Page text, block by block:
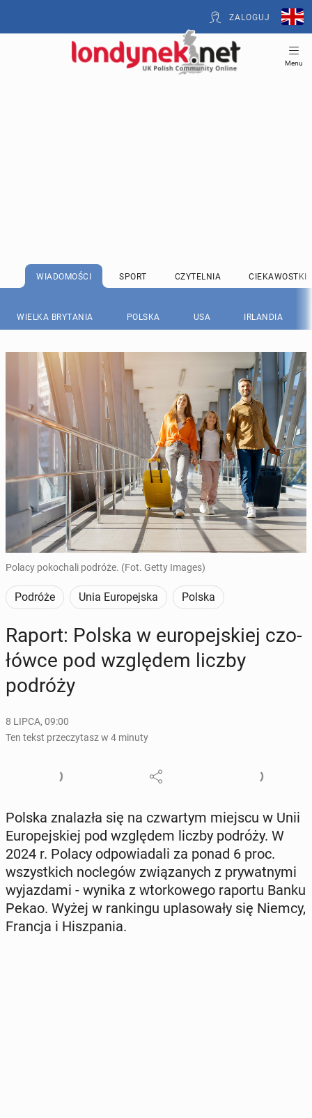
ZALOGUJ
Menu
WIADOMOŚCI SPORT CZYTELNIA CIEKAWOSTKI
WIELKA BRYTANIA POLSKA USA IRLANDIA
Polacy pokochali podróże. (Fot. Getty Images)
Podróże Unia Europejska Polska
Raport: Polska w eu­ro­pej­skiej czo­
łów­ce pod wzglę­dem liczby
podróży
8 LIPCA, 09:00
Ten tekst przeczytasz w 4 minuty
Polska zna­la­zła się na czwar­tym miejscu w Unii
Eu­ro­pej­skiej pod wzglę­dem liczby podróży. W
2024 r. Polacy od­po­wia­da­li za ponad 6 proc.
wszyst­kich noc­le­gów zwią­za­nych z pry­wat­ny­mi
wy­jaz­da­mi - wynika z wtor­ko­we­go raportu Banku
Pekao. Wyżej w ran­kin­gu upla­so­wa­ły się Niemcy,
Francja i Hisz­pa­nia.